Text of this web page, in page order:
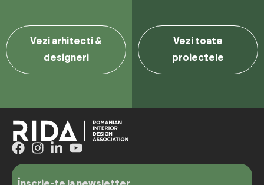
Vezi arhitecti &
designeri
Vezi toate
proiectele